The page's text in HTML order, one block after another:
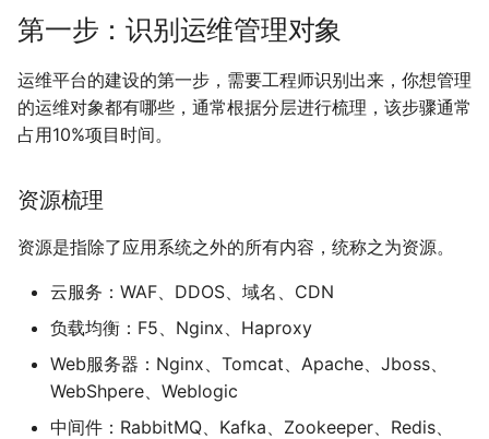
Kubernetes部署
基础监控集成
OpenClaw集成
Proxy独立部署
第三步：使用平台管理运维对
管理数据录入
第五步：自定义SAAS开发。
SaaS架构
Kubernetes管理
KubeVirt部署
资产巡检插件开发
SaltStack SLS案例
Ansible Playbook案例
作业平台
基础监控
云管平台
应用平台
流水线
制品仓库
持续部署
统一权限
v2.3.1(20251231)
v2.3.0(20250831)
v2.2.4(20250125)
v2.2.3(20241130)
v2.2.2(20240910)
v2.2.1(20240721)
v2.2.0(20240412)
v2.1.3(20240212)
第一步：识别运维管理对象
运维平台的建设的第一步，需要工程师识别出来，你想管理
的运维对象都有哪些，通常根据分层进行梳理，该步骤通常
占用10%项目时间。
资源梳理
资源是指除了应用系统之外的所有内容，统称之为资源。
云服务：WAF、DDOS、域名、CDN
负载均衡：F5、Nginx、Haproxy
Web服务器：Nginx、Tomcat、Apache、Jboss、
WebShpere、Weblogic
中间件：RabbitMQ、Kafka、Zookeeper、Redis、